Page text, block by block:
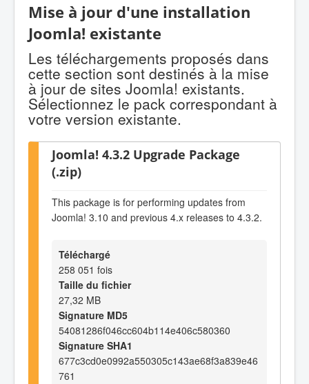
Mise à jour d'une installation
Joomla! existante
Les téléchargements proposés dans
cette section sont destinés à la mise
à jour de sites Joomla! existants.
Sélectionnez le pack correspondant à
votre version existante.
Joomla! 4.3.2 Upgrade Package
(.zip)
This package is for performing updates from
Joomla! 3.10 and previous 4.x releases to 4.3.2.
Téléchargé
258 051 fois
Taille du fichier
27,32 MB
Signature MD5
54081286f046cc604b114e406c580360
Signature SHA1
677c3cd0e0992a550305c143ae68f3a839e46
761